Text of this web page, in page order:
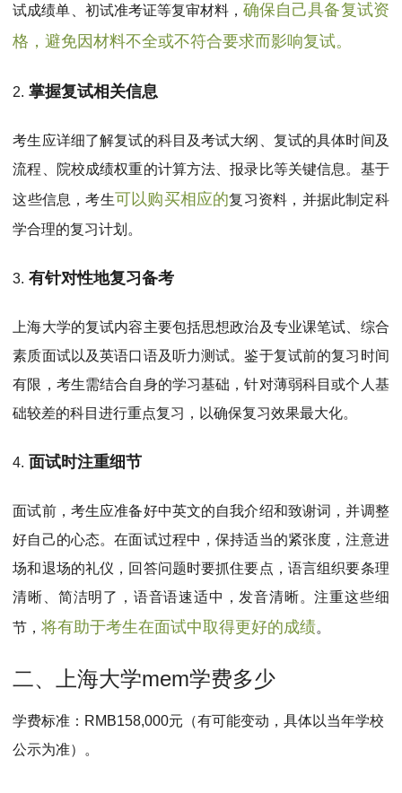
考试真题
报考经验 招生简章
试成绩单、初试准考证等复审材料，确保自己具备复试资
格，避免因材料不全或不符合要求而影响复试。
2. 掌握复试相关信息
考生应详细了解复试的科目及考试大纲、复试的具体时间及
流程、院校成绩权重的计算方法、报录比等关键信息。基于
这些信息，考生可以购买相应的复习资料，并据此制定科
学合理的复习计划。
3. 有针对性地复习备考
上海大学的复试内容主要包括思想政治及专业课笔试、综合
素质面试以及英语口语及听力测试。鉴于复试前的复习时间
有限，考生需结合自身的学习基础，针对薄弱科目或个人基
础较差的科目进行重点复习，以确保复习效果最大化。
4. 面试时注重细节
面试前，考生应准备好中英文的自我介绍和致谢词，并调整
好自己的心态。在面试过程中，保持适当的紧张度，注意进
场和退场的礼仪，回答问题时要抓住要点，语言组织要条理
清晰、简洁明了，语音语速适中，发音清晰。注重这些细
节，将有助于考生在面试中取得更好的成绩。
二、上海大学mem学费多少
学费标准：RMB158,000元（有可能变动，具体以当年学校
公示为准）。